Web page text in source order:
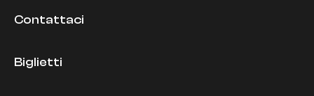
Contattaci
Biglietti